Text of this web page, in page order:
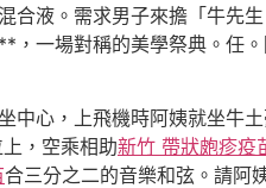
合液。需求男子來擔「牛先
一場對稱的美學祭典。任。
中心，上飛機時阿姨就坐牛
，空乘相助新竹 帶狀皰疹疫
合三分之二的音樂和弦。請阿